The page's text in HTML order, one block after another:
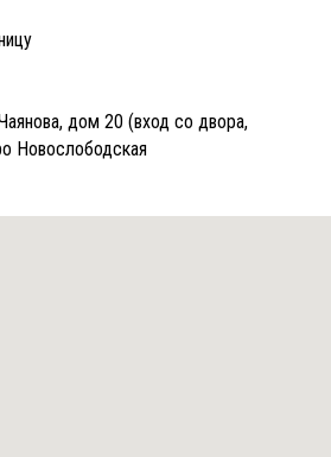
дом 20 (вход со двора,
Новослободская